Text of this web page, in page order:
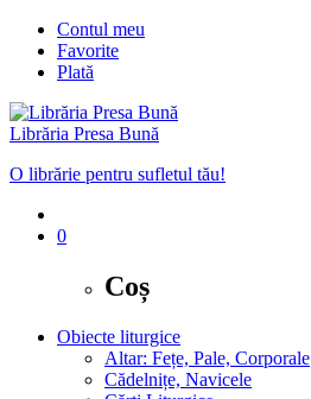
Contul meu
Favorite
Plată
Librăria Presa Bună
O librărie pentru sufletul tău!
0
Coș
Obiecte liturgice
Altar: Fețe, Pale, Corporale
Cădelnițe, Navicele